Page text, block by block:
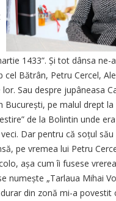
1433”. Și tot dânsa
Bătrân, Petru Cercel,
Sau despre jupâneasa
pe malul drept
de la Bolintin unde
Dar pentru că soțul
pe vremea lui Petru
așa cum îi fusese
„Tarlaua Mihai
din zonă mi-a povestit